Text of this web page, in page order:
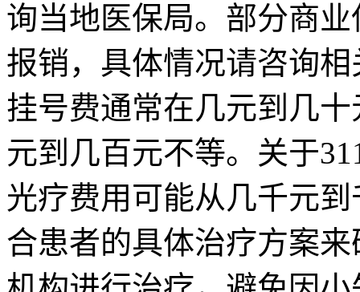
询当地医保局。部分商
报销，具体情况请咨询
挂号费通常在几元到几
元到几百元不等。关于
光疗费用可能从几千元
合患者的具体治疗方案